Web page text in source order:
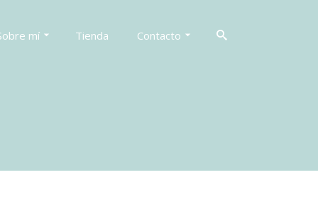
mí Tienda Contacto